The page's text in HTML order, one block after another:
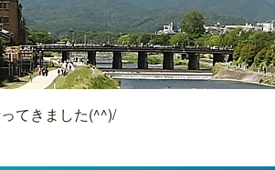
てきました(^^)/